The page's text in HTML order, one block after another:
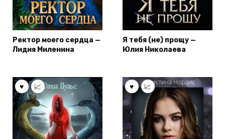
Ректор моего сердца —
Лидия Миленина
Я тебя (не) прощу —
Юлия Николаева